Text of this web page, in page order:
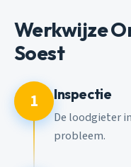
Werkwijze
Soest
1 Inspectie
De loodgieter
probleem.